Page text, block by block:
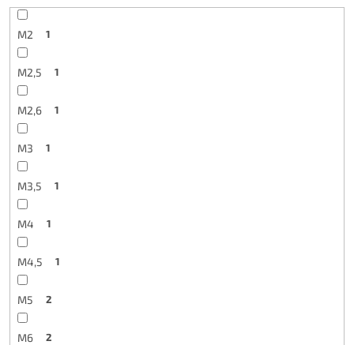
M2 1
M2,5 1
M2,6 1
M3 1
M3,5 1
M4 1
M4,5 1
M5 2
M6 2